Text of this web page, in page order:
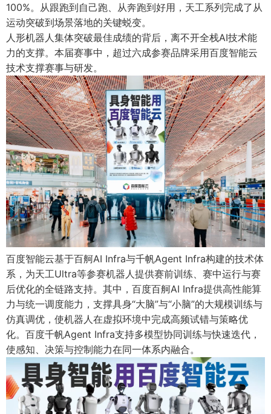
100%。从跟跑到自己跑、从奔跑到好用，天工系列完成了从
运动突破到场景落地的关键蜕变。
人形机器人集体突破最佳成绩的背后，离不开全栈AI技术能
力的支撑。本届赛事中，超过六成参赛品牌采用百度智能云
技术支撑赛事与研发。
百度智能云基于百舸AI Infra与千帆Agent Infra构建的技术体
系，为天工Ultra等参赛机器人提供赛前训练、赛中运行与赛
后优化的全链路支持。其中，百度百舸AI Infra提供高性能算
力与统一调度能力，支撑具身“大脑”与“小脑”的大规模训练与
仿真调优，使机器人在虚拟环境中完成高频试错与策略优
化。百度千帆Agent Infra支持多模型协同训练与快速迭代，
使感知、决策与控制能力在同一体系内融合。